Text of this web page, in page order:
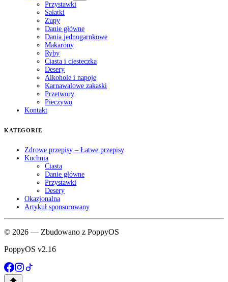
Przystawki
Sałatki
Zupy
Danie główne
Dania jednogarnkowe
Makarony
Ryby
Ciasta i ciesteczka
Desery
Alkohole i napoje
Karnawalowe zakaski
Przetwory
Pieczywo
Kontakt
KATEGORIE
Zdrowe przepisy – Łatwe przepisy
Kuchnia
Ciasta
Danie główne
Przystawki
Desery
Okazjonalna
Artykuł sponsorowany
© 2026 — Zbudowano z PoppyOS
PoppyOS v2.16